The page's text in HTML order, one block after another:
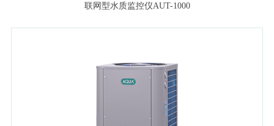
联网型水质监控仪AUT-1000